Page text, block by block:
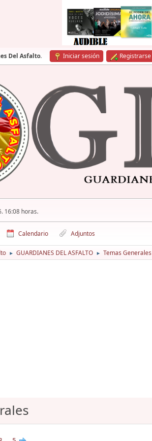
Del Asfalto. Iniciar sesión Registrarse
16:08 horas.
Calendario Adjuntos
► GUARDIANES DEL ASFALTO ► Temas Generales